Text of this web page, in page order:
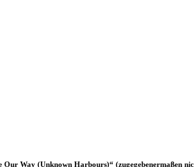
Way (Unknown Harbours)“ (zugegebenermaßen